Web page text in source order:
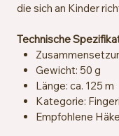
die sich an Kinder
Technische
Gewicht: 50 g
Länge: ca. 125 m
Kategorie:
Empfohlene